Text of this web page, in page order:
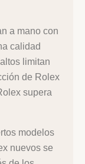
a mano con
calidad
limitan
de Rolex
supera
modelos
nuevos se